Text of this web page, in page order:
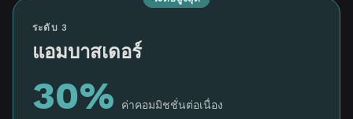
ระดับ 3
แอมบาสเดอร์
30% ค่าคอมมิชชั่นต่อเนื่อง